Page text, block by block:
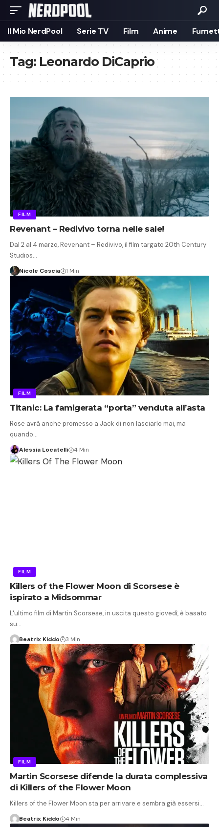
Il Mio NerdPool Serie TV Film Anime
Tag: Leonardo DiCaprio
FILM
Revenant – Redivivo torna nelle sale!
Dal 2 al 4 marzo, Revenant – Redivivo, il film targato 20th Century
Studios…
Nicole Coscia 1 Min
FILM
Titanic: La famigerata “porta” venduta all’asta
Rose avrà anche promesso a Jack di non lasciarlo mai, ma
quando…
Alessia Locatelli 4 Min
FILM
Killers of the Flower Moon di Scorsese è
ispirato a Midsommar
L'ultimo film di Martin Scorsese, in uscita questo giovedì, è basato
su…
Beatrix Kiddo 3 Min
FILM
Martin Scorsese difende la durata complessiva
di Killers of the Flower Moon
Killers of the Flower Moon sta per arrivare e sembra già essersi…
Beatrix Kiddo 4 Min